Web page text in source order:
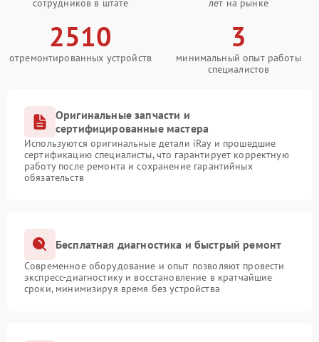
сотрудников в штате лет на рынке
2510
отремонтированных устройств
3
минимальный опыт работы
специалистов
Оригинальные запчасти и
сертифицированные мастера
Используются оригинальные детали iRay и прошедшие
сертификацию специалисты, что гарантирует корректную
работу после ремонта и сохранение гарантийных
обязательств
Бесплатная диагностика и быстрый ремонт
Современное оборудование и опыт позволяют провести
экспресс-диагностику и восстановление в кратчайшие
сроки, минимизируя время без устройства